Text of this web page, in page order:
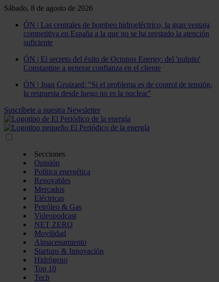
Sábado, 8 de agosto de 2026
ÓN | Las centrales de bombeo hidroeléctrico, la gran ventaja
competitiva en España a la que no se ha prestado la atención
suficiente
ÓN | El secreto del éxito de Octopus Energy: del 'pulpito'
Constantine a generar confianza en el cliente
ÓN | Joan Groizard: "Si el problema es de control de tensión,
la respuesta desde luego no es la nuclear"
Suscríbete a nuestra Newsletter
Secciones
Opinión
Política energética
Renovables
Mercados
Eléctricas
Petróleo & Gas
Videopodcast
NET ZERO
Movilidad
Almacenamiento
Startups & Innovación
Hidrógeno
Top 10
Tech